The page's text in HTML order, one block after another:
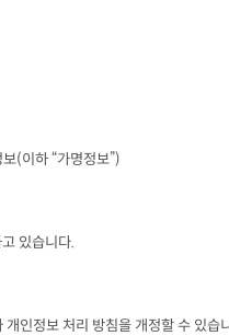
보(이하 “가명정보”)
있습니다.
인정보 처리 방침을 개정할 수 있습